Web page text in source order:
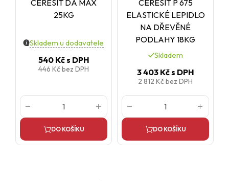
CERESIT DA MAX
25KG
Skladem u dodavatele
540 Kčs DPH
446 Kčbez DPH
DO KOŠÍKU
CERESIT P 675
ELASTICKÉ LEPIDLO
NA DŘEVĚNÉ
PODLAHY 18KG
Skladem
3 403 Kčs DPH
2 812 Kčbez DPH
DO KOŠÍKU